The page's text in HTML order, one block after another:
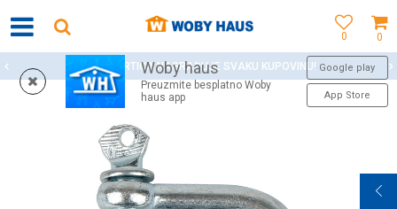
0
0
Woby haus
Preuzmite besplatno Woby
haus app
Google play
App Store
WOBY KARTICA NAGRAĐUJE SVAKU KUPOVINU!